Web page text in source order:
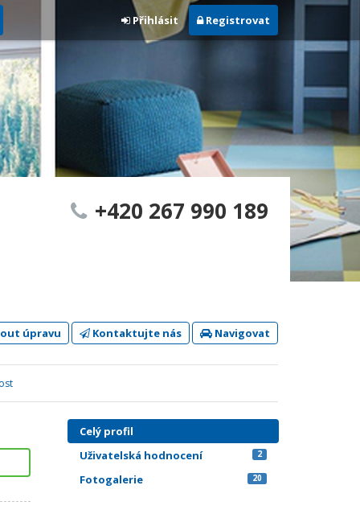
Přihlásit Registrovat
+420 267 990 189
úpravu Kontaktujte nás Navigovat
Celý profil
Uživatelská hodnocení
2
Fotogalerie 20